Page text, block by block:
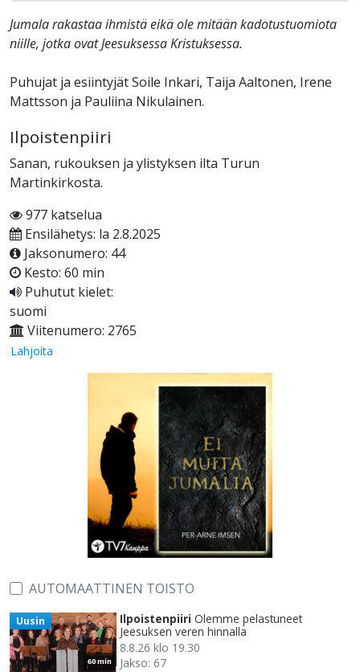
Jumala rakastaa ihmistä eikä ole mitään kadotustuomiota
niille, jotka ovat Jeesuksessa Kristuksessa.
Puhujat ja esiintyjät Soile Inkari, Taija Aaltonen, Irene
Mattsson ja Pauliina Nikulainen.
Ilpoistenpiiri
Sanan, rukouksen ja ylistyksen ilta Turun
Martinkirkosta.
977 katselua
Ensilähetys: la 2.8.2025
Jaksonumero: 44
Kesto: 60 min
Puhutut kielet:
suomi
Viitenumero: 2765
Lahjoita
AUTOMAATTINEN TOISTO
60 min
Uusin Ilpoistenpiiri Olemme pelastuneet
Jeesuksen veren hinnalla
8.8.26 klo 19.30
Jakso: 67